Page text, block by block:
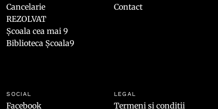
Cancelarie
REZOLVAT
Școala cea mai 9
Biblioteca Școala9
Contact
SOCIAL
Facebook
LEGAL
Termeni și condiții